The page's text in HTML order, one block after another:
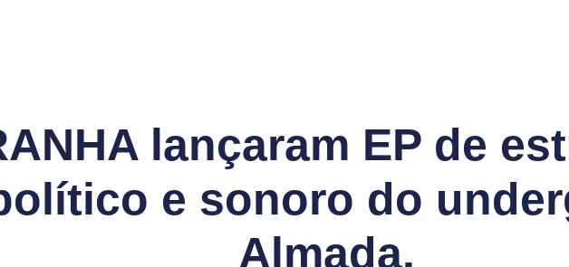
lançaram EP de
e sonoro do
Almada.